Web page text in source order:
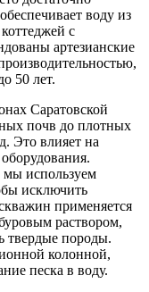
воду из
с
артезианские
50 лет.
Саратовской
почв до плотных
Это влияет на
используем
исключить
применяется
раствором,
твердые породы.
колонной,
песка в воду.